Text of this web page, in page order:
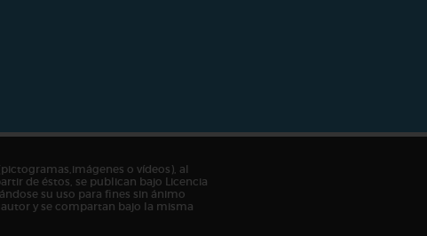
o vídeos), al
de éstos, se publican bajo Licencia
su uso para fines sin ánimo
y se compartan bajo la misma